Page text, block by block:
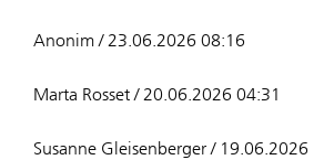
Anonim / 23.06.2026 08:16
Marta Rosset / 20.06.2026 04:31
Susanne Gleisenberger / 19.06.2026